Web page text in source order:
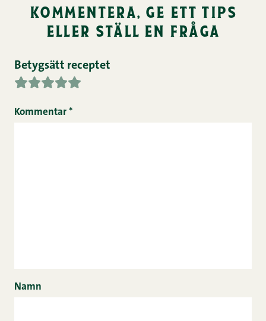
kommentera, ge ett tips
eller ställ en fråga
Betygsätt receptet
Kommentar *
Namn